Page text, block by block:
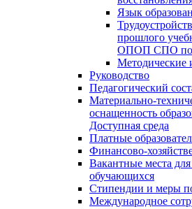
Язык
прошлого
ОПОП СПО по
Методические
Руководство
Педагогический
Материально-
оснащенность
Доступная среда
Платные
Финансово-
Вакантные места
обучающихся
Стипендии и меры
Международное